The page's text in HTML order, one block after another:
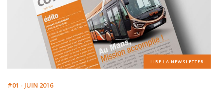
LIRE LA NEWSLETTER
#01 - JUIN 2016